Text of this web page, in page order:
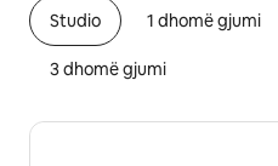
Studio 1 dhomë gjumi
3 dhomë gjumi